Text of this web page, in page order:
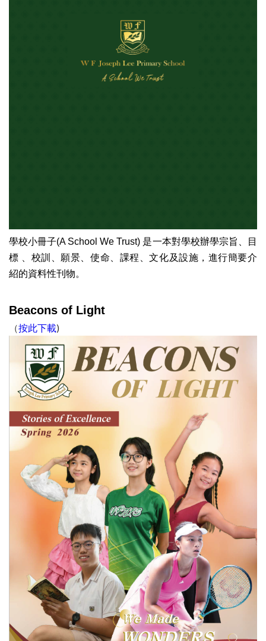
學校小冊子(A School We Trust) 是一本對學校辦學宗旨、目
標 、校訓、願景、使命、課程、文化及設施，進行簡要介
紹的資料性刊物。
Beacons of Light
（按此下載)